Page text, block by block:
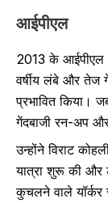
आईपीएल
2013 के आईपीएल
वर्षीय लंबे और तेज
प्रभावित किया।
गेंदबाजी रन-अप
उन्होंने विराट
यात्रा शुरू की और
कुचलने वाले